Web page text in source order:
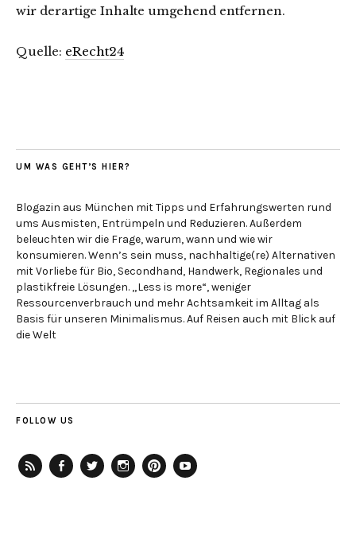
wir derartige Inhalte umgehend entfernen.
Quelle: eRecht24
UM WAS GEHT’S HIER?
Blogazin aus München mit Tipps und Erfahrungswerten rund
ums Ausmisten, Entrümpeln und Reduzieren. Außerdem
beleuchten wir die Frage, warum, wann und wie wir
konsumieren. Wenn’s sein muss, nachhaltige(re) Alternativen
mit Vorliebe für Bio, Secondhand, Handwerk, Regionales und
plastikfreie Lösungen. „Less is more“, weniger
Ressourcenverbrauch und mehr Achtsamkeit im Alltag als
Basis für unseren Minimalismus. Auf Reisen auch mit Blick auf
die Welt
FOLLOW US